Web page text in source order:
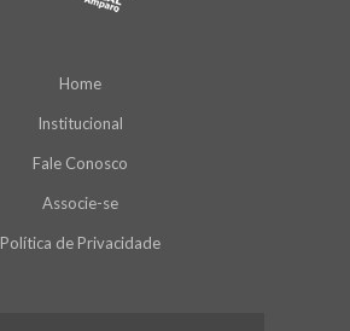
Home
Institucional
Fale Conosco
Associe-se
Política de Privacidade